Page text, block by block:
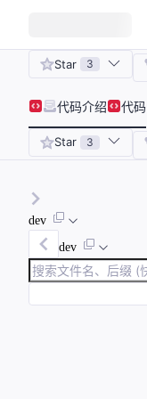
Star 3
代码介绍 代码
Star 3
dev
dev